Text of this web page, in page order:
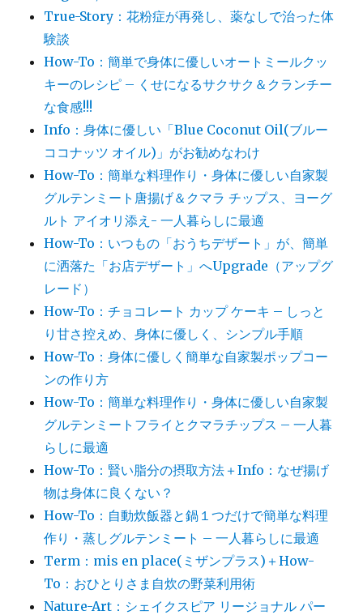
True-Story：花粉症が再発し、薬なしで治った体
験談
How-To：簡単で身体に優しいオートミールクッ
キーのレシピ – くせになるサクサク＆クランチー
な食感!!!
Info：身体に優しい「Blue Coconut Oil(ブルー
ココナッツ オイル)」がお勧めなわけ
How-To：簡単な料理作り・身体に優しい自家製
グルテンミート唐揚げ＆クマラ チップス、ヨーグ
ルト アイオリ添え- 一人暮らしに最適
How-To：いつもの「おうちデザート」が、簡単
に洒落た「お店デザート」へUpgrade（アップグ
レード）
How-To：チョコレート カップ ケーキ – しっと
り甘さ控えめ、身体に優しく、シンプル手順
How-To：身体に優しく簡単な自家製ポップコー
ンの作り方
How-To：簡単な料理作り・身体に優しい自家製
グルテンミートフライとクマラチップス – 一人暮
らしに最適
How-To：賢い脂分の摂取方法＋Info：なぜ揚げ
物は身体に良くない？
How-To：自動炊飯器と鍋１つだけで簡単な料理
作り・蒸しグルテンミート – 一人暮らしに最適
Term：mis en place(ミザンプラス)＋How-
To：おひとりさま自炊の野菜利用術
Nature-Art：シェイクスピア リージョナル パー